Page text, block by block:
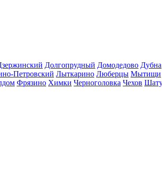
Долгопрудный Домодедово Дубна
Петровский Лыткарино Люберцы Мытищи
Фрязино Химки Черноголовка Чехов